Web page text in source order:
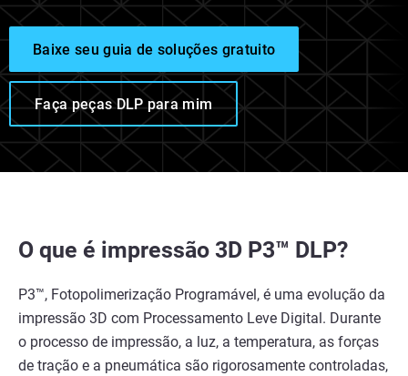
Baixe seu guia de soluções gratuito
Faça peças DLP para mim
O que é impressão 3D P3™ DLP?
P3™, Fotopolimerização Programável, é uma evolução da
impressão 3D com Processamento Leve Digital. Durante
o processo de impressão, a luz, a temperatura, as forças
de tração e a pneumática são rigorosamente controladas,